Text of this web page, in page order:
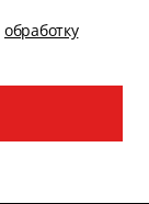
обработку